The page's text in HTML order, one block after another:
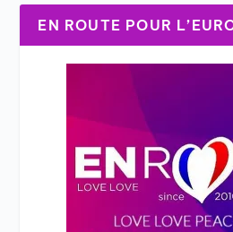
EN ROUTE POUR